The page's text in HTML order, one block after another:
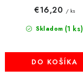
Skladom (1 ks)
€16,20 / ks
DO KOŠÍKA